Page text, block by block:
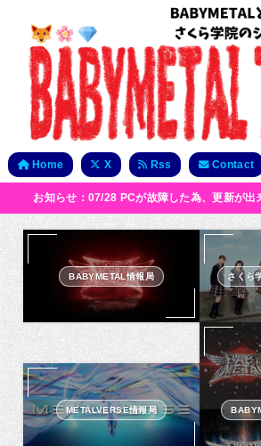
Home X Rss Contact
お知らせ：07/28 PCが故障した為、更新が出
BABYMETAL情報局 さくら
METALVERSE情報局